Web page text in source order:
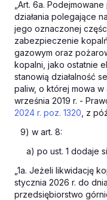
„Art. 6a.
działania polegające
jego oznaczonej
zabezpieczenie
gazowym oraz
kopalni, jako ostatnie
stanowią działalność
paliw, o której mowa w
września 2019 r. -
2024 r. poz. 1320 , z
9) w art. 8:
a) po ust. 1 dodaje
„1a. Jeżeli likwidację
stycznia 2026 r. do
przedsiębiorstwo